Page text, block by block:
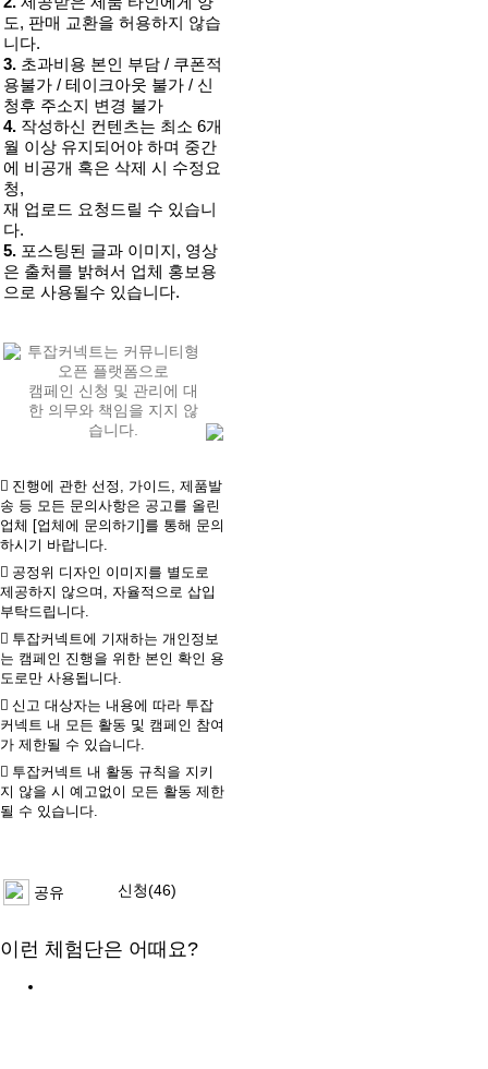
도, 판매 교환을 허용하지 않습
니다.
3. 초과비용 본인 부담 / 쿠폰적
용불가 / 테이크아웃 불가 / 신
청후 주소지 변경 불가
4. 작성하신 컨텐츠는 최소 6개
월 이상 유지되어야 하며 중간
에 비공개 혹은 삭제 시 수정요
청,
재 업로드 요청드릴 수 있습니
다.
5. 포스팅된 글과 이미지, 영상
은 출처를 밝혀서 업체 홍보용
으로 사용될수 있습니다.
투잡커넥트는 커뮤니티형
오픈 플랫폼으로
캠페인 신청 및 관리에 대
한 의무와 책임을 지지 않
습니다.
진행에 관한 선정, 가이드, 제품발
송 등 모든 문의사항은 공고를 올린
업체 [업체에 문의하기]를 통해 문의
하시기 바랍니다.
공정위 디자인 이미지를 별도로
제공하지 않으며, 자율적으로 삽입
부탁드립니다.
투잡커넥트에 기재하는 개인정보
는 캠페인 진행을 위한 본인 확인 용
도로만 사용됩니다.
신고 대상자는 내용에 따라 투잡
커넥트 내 모든 활동 및 캠페인 참여
가 제한될 수 있습니다.
투잡커넥트 내 활동 규칙을 지키
지 않을 시 예고없이 모든 활동 제한
될 수 있습니다.
공유 신청(46)
이런 체험단은 어때요?